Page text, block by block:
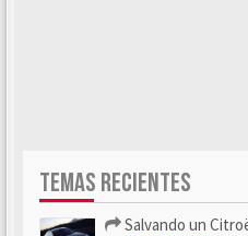
TEMAS RECIENTES
Salvando un Citroën C5